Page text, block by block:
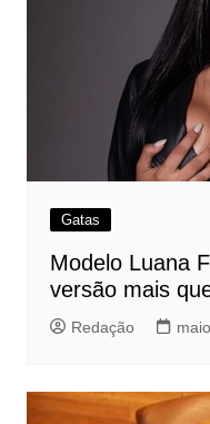
Gatas
Modelo Luana
versão mais
Redação